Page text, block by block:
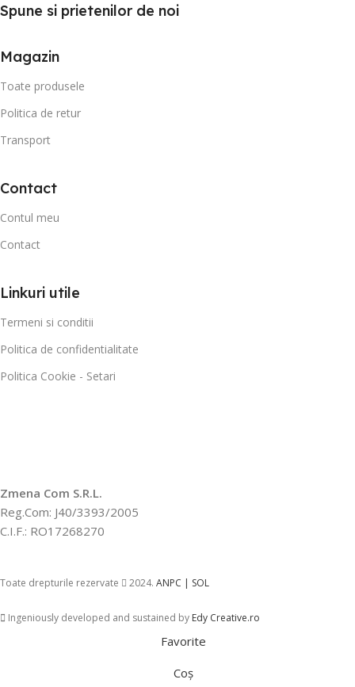
Spune si prietenilor de noi
Magazin
Toate produsele
Politica de retur
Transport
Contact
Contul meu
Contact
Linkuri utile
Termeni si conditii
Politica de confidentialitate
Politica Cookie - Setari
Zmena Com S.R.L.
Reg.Com: J40/3393/2005
C.I.F.: RO17268270
Toate drepturile rezervate 2024. ANPC | SOL
Ingeniously developed and sustained by Edy Creative.ro
Favorite
Coș